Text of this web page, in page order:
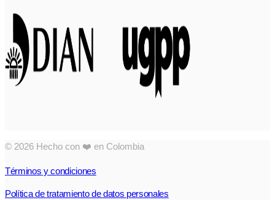
© 2026 Hecho con ❤️ en Colombia
Términos y condiciones
Política de tratamiento de datos personales